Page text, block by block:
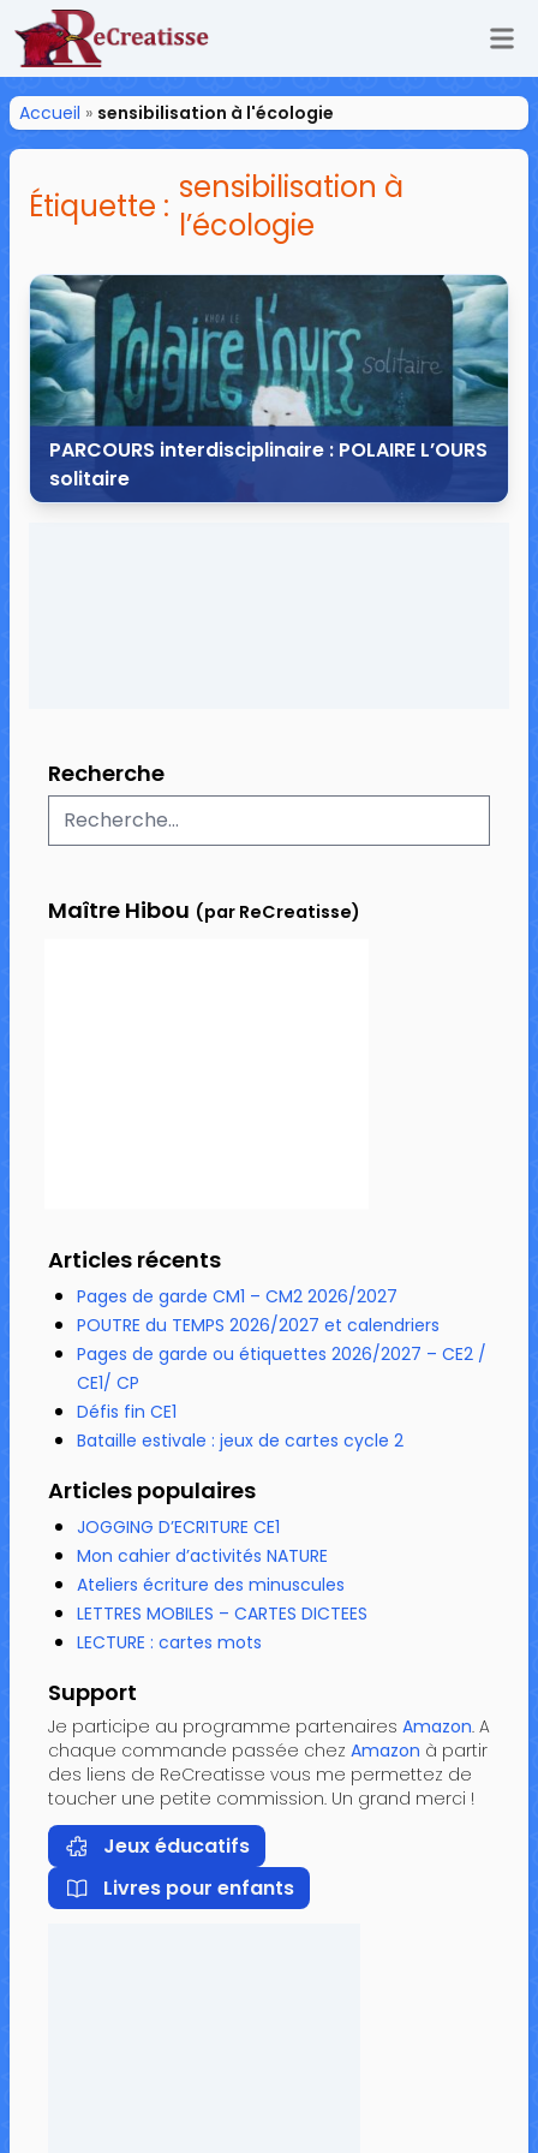
ReCreatisse
Accueil » sensibilisation à l'écologie
Étiquette : sensibilisation à
l’écologie
PARCOURS interdisciplinaire : POLAIRE L’OURS
solitaire
Recherche
Maître Hibou (par ReCreatisse)
Articles récents
Pages de garde CM1 – CM2 2026/2027
POUTRE du TEMPS 2026/2027 et calendriers
Pages de garde ou étiquettes 2026/2027 – CE2 /
CE1/ CP
Défis fin CE1
Bataille estivale : jeux de cartes cycle 2
Articles populaires
JOGGING D’ECRITURE CE1
Mon cahier d’activités NATURE
Ateliers écriture des minuscules
LETTRES MOBILES – CARTES DICTEES
LECTURE : cartes mots
Support
Je participe au programme partenaires Amazon. A
chaque commande passée chez Amazon à partir
des liens de ReCreatisse vous me permettez de
toucher une petite commission. Un grand merci !
Jeux éducatifs
Livres pour enfants